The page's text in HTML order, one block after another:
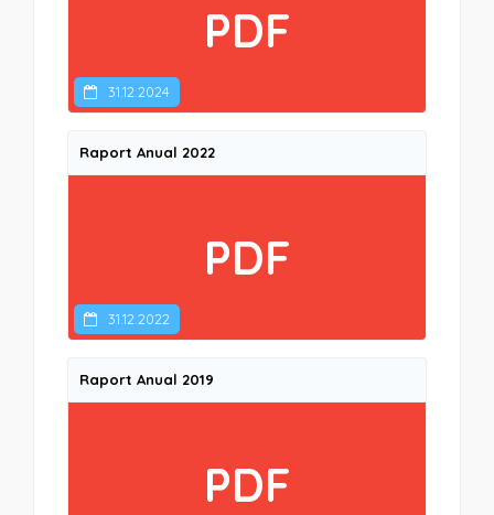
PDF
31.12.2024
Raport Anual 2022
PDF
31.12.2022
Raport Anual 2019
PDF